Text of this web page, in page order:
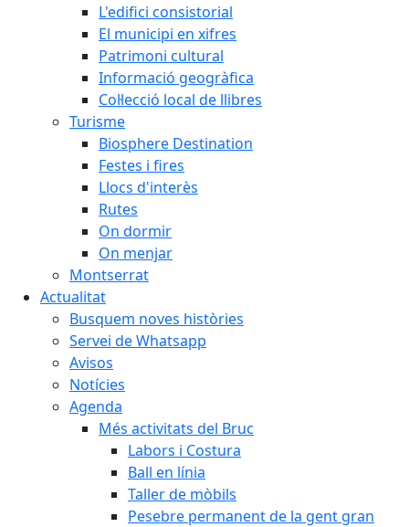
L'edifici consistorial
El municipi en xifres
Patrimoni cultural
Informació geogràfica
Col·lecció local de llibres
Turisme
Biosphere Destination
Festes i fires
Llocs d'interès
Rutes
On dormir
On menjar
Montserrat
Actualitat
Busquem noves històries
Servei de Whatsapp
Avisos
Notícies
Agenda
Més activitats del Bruc
Labors i Costura
Ball en línia
Taller de mòbils
Pesebre permanent de la gent gran